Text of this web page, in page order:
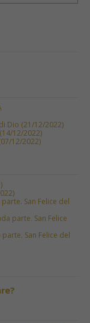
Dio (21/12/2022)
12/2022)
12/2022)
San Felice del
parte. San Felice
San Felice del